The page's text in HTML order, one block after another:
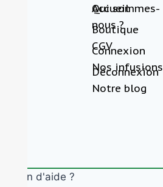
Accueil
Boutique
Connexion
Déconnexion
Qui sommes-
nous ?
CGV
Nos infusions
Notre blog
Besoin d'aide ?